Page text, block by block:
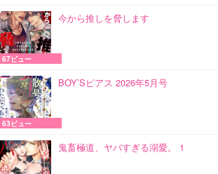
今から推しを脅します
67ビュー
BOY’Sピアス 2026年5月号
63ビュー
鬼畜極道、ヤバすぎる溺愛。 1